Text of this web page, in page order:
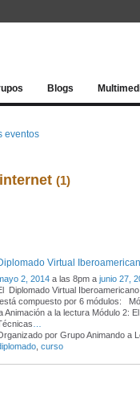
Blogs
eventos
(1)
Virtual
2, 2014 a las 8pm a junio 27,
Diplomado Virtual
está compuesto por 6 módulos:
Animación a la lectura Módulo 2:
…
por Grupo Animando a
, curso